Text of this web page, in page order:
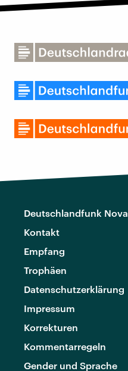
Deutschlandfunk Nova
Kontakt
Empfang
Trophäen
Datenschutzerklärung
Impressum
Korrekturen
Kommentarregeln
Gender und Sprache